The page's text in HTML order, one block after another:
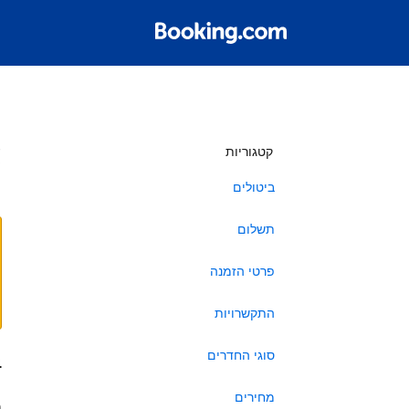
קטגוריות
ביטולים
תשלום
פרטי הזמנה
התקשרויות
סוגי החדרים
מחירים